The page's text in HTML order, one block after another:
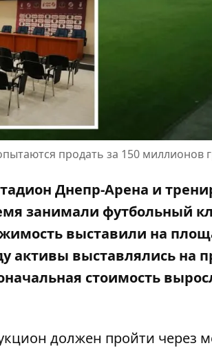
продать за 150 миллионов
Днепр-Арена и
занимали футбольный
выставили на
активы выставлялись на
стоимость
должен пройти через